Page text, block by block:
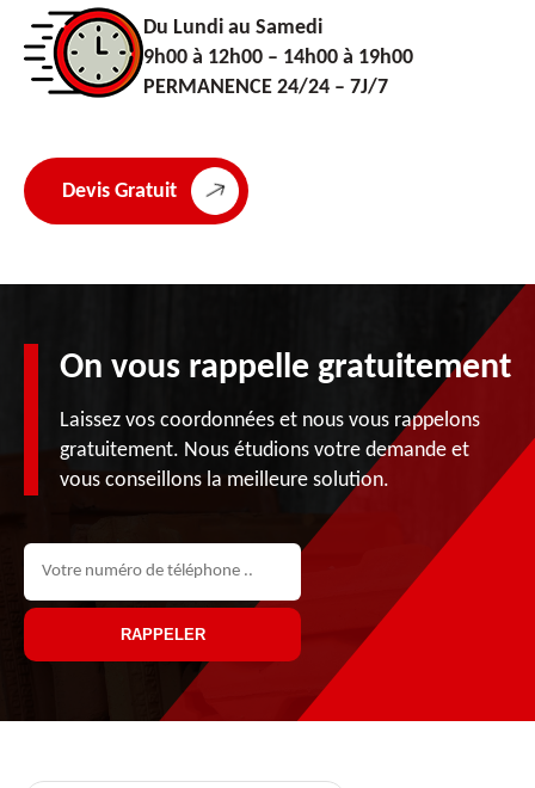
Du Lundi au Samedi
9h00 à 12h00 – 14h00 à 19h00
PERMANENCE 24/24 – 7J/7
Devis Gratuit
On vous rappelle gratuitement
Laissez vos coordonnées et nous vous rappelons
gratuitement. Nous étudions votre demande et
vous conseillons la meilleure solution.